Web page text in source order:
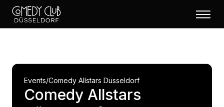
Events/Comedy Allstars Düsseldorf
Comedy Allstars